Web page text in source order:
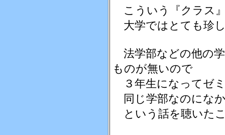
こういう『クラス
大学ではとても珍
法学部などの他の
ものが無いので
３年生になってゼ
同じ学部なのにな
という話を聴いた